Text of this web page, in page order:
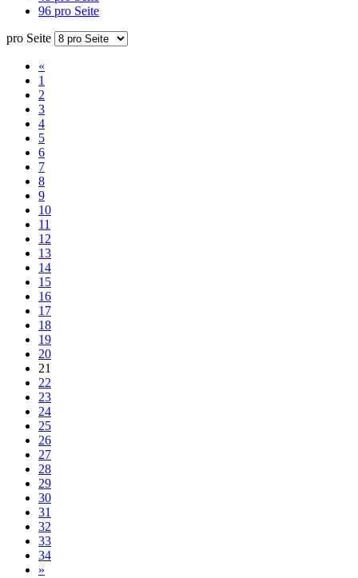
96 pro Seite
pro Seite
«
1
2
3
4
5
6
7
8
9
10
11
12
13
14
15
16
17
18
19
20
21
22
23
24
25
26
27
28
29
30
31
32
33
34
»